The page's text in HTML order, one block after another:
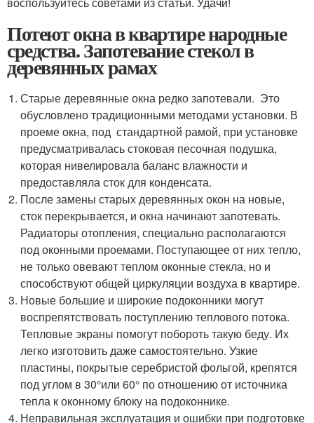
Потеют окна в квартире народные
средства. Запотевание стекол в
деревянных рамах
Старые деревянные окна редко запотевали. Это
обусловлено традиционными методами установки. В
проеме окна, под стандартной рамой, при установке
предусматривалась стоковая песочная подушка,
которая нивелировала баланс влажности и
предоставляла сток для конденсата.
После замены старых деревянных окон на новые,
сток перекрывается, и окна начинают запотевать.
Радиаторы отопления, специально располагаются
под оконными проемами. Поступающее от них тепло,
не только овевают теплом оконные стекла, но и
способствуют общей циркуляции воздуха в квартире.
Новые большие и широкие подоконники могут
воспрепятствовать поступлению теплового потока.
Тепловые экраны помогут побороть такую беду. Их
легко изготовить даже самостоятельно. Узкие
пластины, покрытые серебристой фольгой, крепятся
под углом в 30°или 60° по отношению от источника
тепла к оконному блоку на подоконнике.
Неправильная эксплуатация и ошибки при подготовке